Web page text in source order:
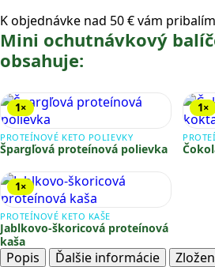
K objednávke nad 50 € vám
Mini ochutnávkový
obsahuje:
1×
PROTEÍNOVÉ KETO POLIEVKY
Špargľová proteínová polievka
1×
1×
PROTEÍNOVÉ KETO KAŠE
Jablkovo-škoricová proteínová
kaša
Popis Ďalšie informácie